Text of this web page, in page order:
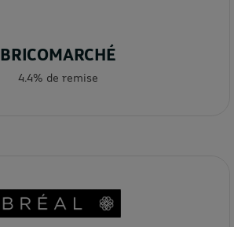
BRICOMARCHÉ
4.4% de remise